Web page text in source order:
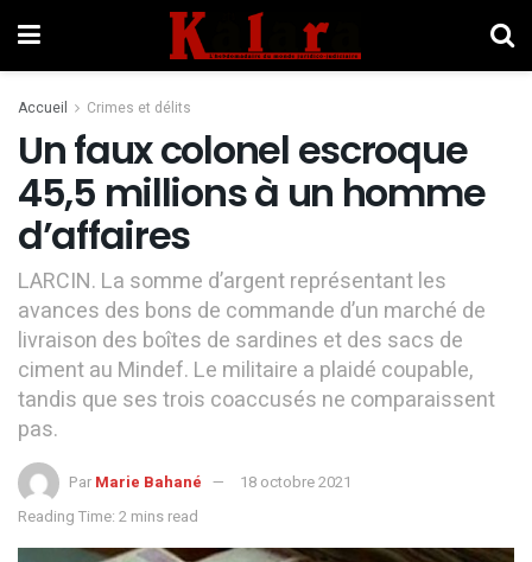
Accueil Crimes et délits
Un faux colonel escroque
45,5 millions à un homme
d’affaires
LARCIN. La somme d’argent représentant les
avances des bons de commande d’un marché de
livraison des boîtes de sardines et des sacs de
ciment au Mindef. Le militaire a plaidé coupable,
tandis que ses trois coaccusés ne comparaissent
pas.
Par Marie Bahané
18 octobre 2021
Reading Time: 2 mins read